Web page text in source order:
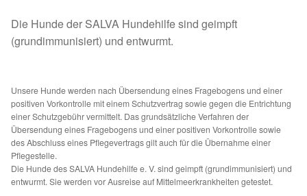
Juli bis Dezember 2021
Tierschutz
Auslandstierschutz
Schutzgebühr
Die Hunde der SALVA Hundehilfe sind geimpft
(grundimmunisiert) und entwurmt.
Unsere Hunde werden nach Übersendung eines Fragebogens und einer
positiven Vorkontrolle mit einem Schutzvertrag sowie gegen die Entrichtung
einer Schutzgebühr vermittelt. Das grundsätzliche Verfahren der
Übersendung eines Fragebogens und einer positiven Vorkontrolle sowie
des Abschluss eines Pflegevertrags gilt auch für die Übernahme einer
Pflegestelle.
Die Hunde des SALVA Hundehilfe e. V. sind geimpft (grundimmunisiert) und
entwurmt. Sie werden vor Ausreise auf Mittelmeerkrankheiten getestet.